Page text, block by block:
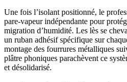
Une fois l’isolant positionné, le
pare-vapeur indépendante pour
migration d’humidité. Les lès se
un ruban adhésif spécifique sur
montage des fourrures métalliques
plâtre phoniques parachèvent ce
et désolidarisé.